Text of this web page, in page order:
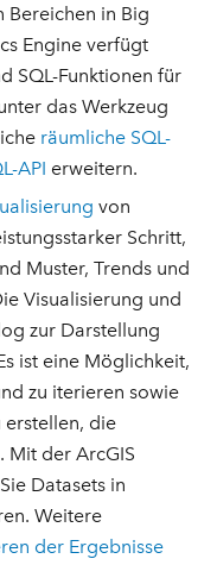
Bereichen in Big
Engine verfügt
SQL-Funktionen für
das Werkzeug
räumliche SQL-
API erweitern.
von
Schritt,
Muster, Trends und
Visualisierung und
zur Darstellung
ist eine Möglichkeit,
zu iterieren sowie
erstellen, die
Mit der ArcGIS
Datasets in
Weitere
der Ergebnisse